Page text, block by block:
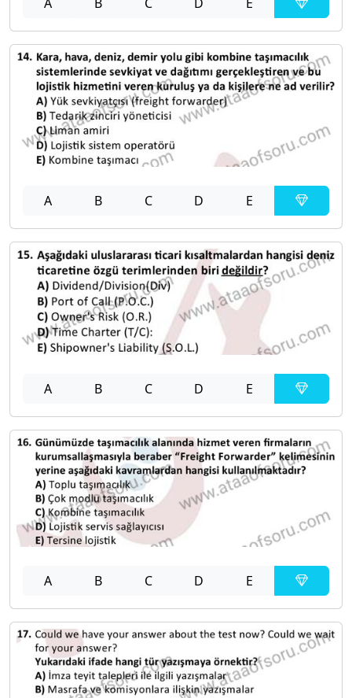
A B C D E
A B C D E
A B C D E